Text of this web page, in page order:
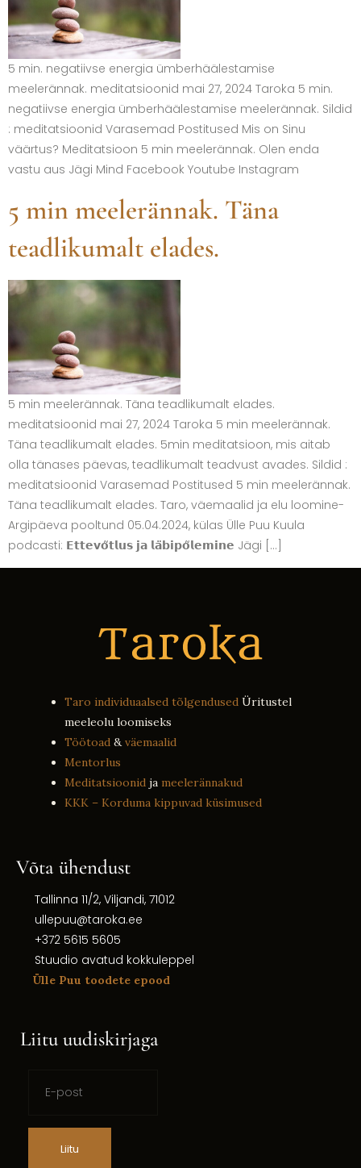
5 min. negatiivse energia ümberhäälestamise
meelerännak. meditatsioonid mai 27, 2024 Taroka 5 min.
negatiivse energia ümberhäälestamise meelerännak. Sildid
: meditatsioonid Varasemad Postitused Mis on Sinu
väärtus? Meditatsioon 5 min meelerännak. Olen enda
vastu aus Jägi Mind Facebook Youtube Instagram
5 min meelerännak. Täna
teadlikumalt elades.
5 min meelerännak. Täna teadlikumalt elades.
meditatsioonid mai 27, 2024 Taroka 5 min meelerännak.
Täna teadlikumalt elades. 5min meditatsioon, mis aitab
olla tänases päevas, teadlikumalt teadvust avades. Sildid :
meditatsioonid Varasemad Postitused 5 min meelerännak.
Täna teadlikumalt elades. Taro, väemaalid ja elu loomine-
Argipäeva pooltund 05.04.2024, külas Ülle Puu Kuula
podcasti: 𝗘𝘁𝘁𝗲𝘃𝗼̃𝘁𝗹𝘂𝘀 𝗷𝗮 𝗹𝗮̈𝗯𝗶𝗽𝗼̃𝗹𝗲𝗺𝗶𝗻𝗲 Jägi […]
Taro individuaalsed tõlgendused Üritustel
meeleolu loomiseks
Töötoad &väemaalid
Mentorlus
Meditatsioonid ja meelerännakud
KKK – Korduma kippuvad küsimused
Võta ühendust
Tallinna 11/2, Viljandi, 71012
ullepuu@taroka.ee
+372 5615 5605
Stuudio avatud kokkuleppel
Ülle Puu toodete epood
Liitu uudiskirjaga
Liitu